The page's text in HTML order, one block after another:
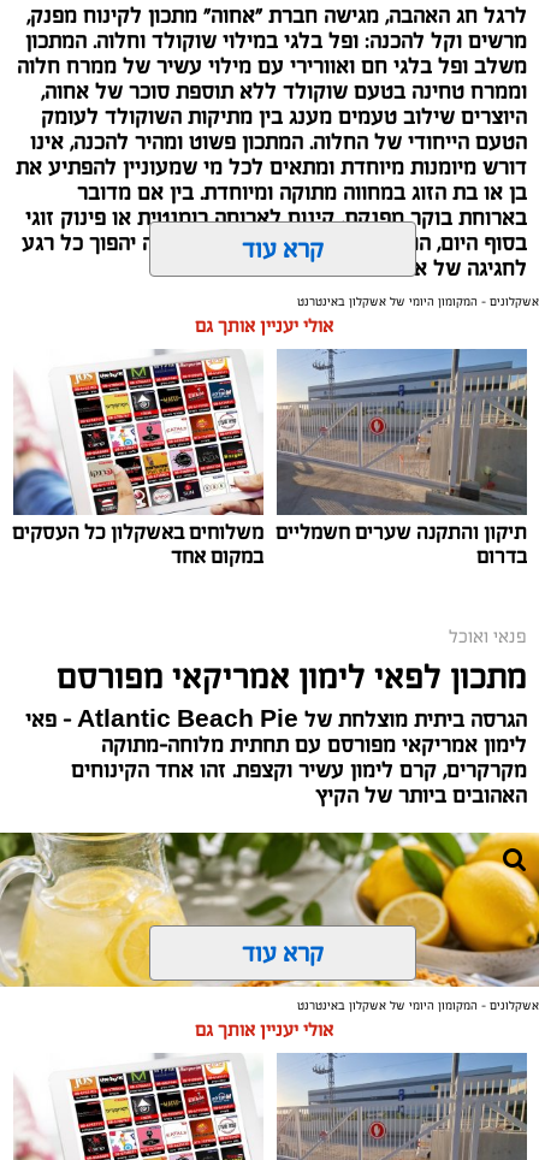
לרגל חג האהבה, מגישה חברת "אחוה" מתכון לקינוח מפנק,
מרשים וקל להכנה: ופל בלגי במילוי שוקולד וחלוה. המתכון
משלב ופל בלגי חם ואוורירי עם מילוי עשיר של ממרח חלוה
וממרח טחינה בטעם שוקולד ללא תוספת סוכר של אחוה,
היוצרים שילוב טעמים מענג בין מתיקות השוקולד לעומק
הטעם הייחודי של החלוה. המתכון פשוט ומהיר להכנה, אינו
דורש מיומנות מיוחדת ומתאים לכל מי שמעוניין להפתיע את
בן או בת הזוג במחווה מתוקה ומיוחדת. בין אם מדובר
בארוחת בוקר מפנקת, קינוח לארוחה רומנטית או פינוק זוגי
בסוף היום, הוופל הבלגי בטעם שוקולד וחלוה יהפוך כל רגע
לחגיגה של אהבה. ט"ו באב שמח!
ופל בלגי במילוי שוקולד וחלוה צילום הדס ניצן
אלדה נתנאל / 09:09 26.07.26
תגים:ופל בלגי במילוי שוקולד וחלוה
מצרכים (לכ-4 ופלים גדולים ):
1 ו-1/2 כוסות קמח
2 ביצים
קרא עוד
אשקלונים - המקומון היומי של אשקלון באינטרנט
אולי יעניין אותך גם
תיקון והתקנה שערים חשמליים
בדרום
משלוחים באשקלון כל העסקים
במקום אחד
פנאי ואוכל
מתכון לפאי לימון אמריקאי מפורסם
הגרסה ביתית מוצלחת של Atlantic Beach Pie – פאי
לימון אמריקאי מפורסם עם תחתית מלוחה-מתוקה
מקרקרים, קרם לימון עשיר וקצפת. זהו אחד הקינוחים
האהובים ביותר של הקיץ
קרא עוד
אשקלונים - המקומון היומי של אשקלון באינטרנט
אולי יעניין אותך גם